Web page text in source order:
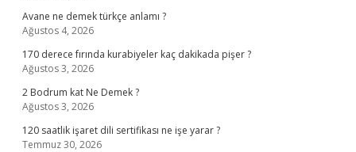
Avane ne demek türkçe anlamı ?
Ağustos 4, 2026
170 derece fırında kurabiyeler kaç dakikada pişer ?
Ağustos 3, 2026
2 Bodrum kat Ne Demek ?
Ağustos 3, 2026
120 saatlik işaret dili sertifikası ne işe yarar ?
Temmuz 30, 2026